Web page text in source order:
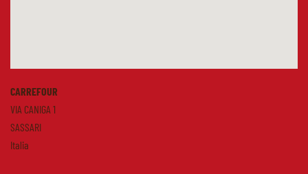
CARREFOUR
VIA CANIGA 1
SASSARI
Italia